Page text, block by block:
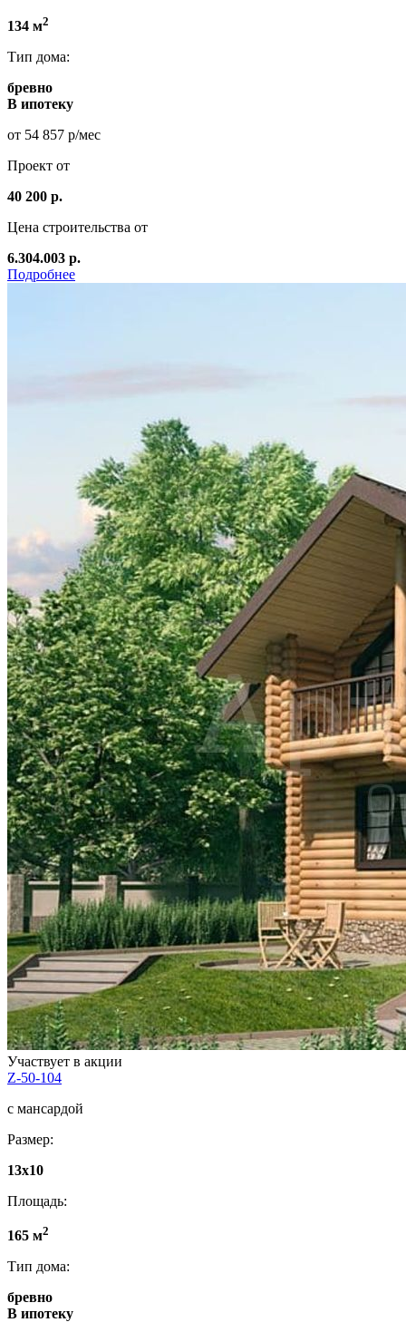
134 м2
Тип дома:
бревно
В ипотеку
от 54 857 р/мес
Проект от
40 200 р.
Цена строительства от
6.304.003 р.
Подробнее
Участвует в акции
Z-50-104
с мансардой
Размер:
13x10
Площадь:
165 м2
Тип дома:
бревно
В ипотеку